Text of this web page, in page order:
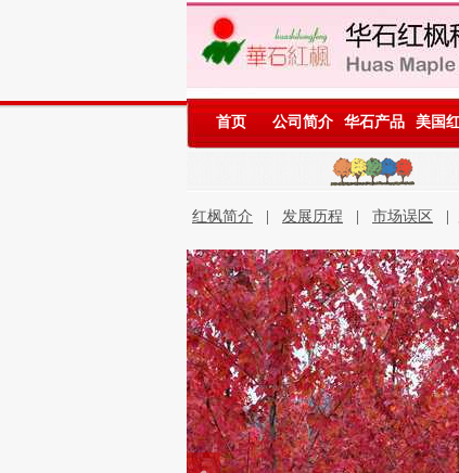
首页 公司简介 华石产品 美国
红枫简介 发展历程 市场误区 |